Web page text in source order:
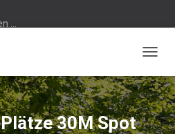
a
c
h
:
…
30M Spot